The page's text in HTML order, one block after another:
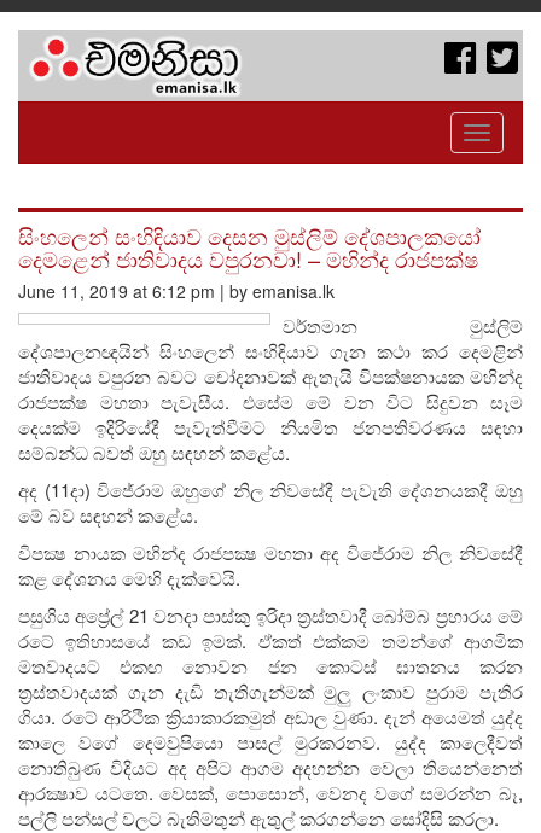
Toggle
සිංහලෙන් සංහිඳියාව දෙසන මුස්ලිම් දේශපාලකයෝ
දෙමළෙන් ජාතිවාදය වපුරනවා! – මහින්ද රාජපක්ෂ
June 11, 2019 at 6:12 pm | by emanisa.lk
වර්තමාන මුස්ලිම්
දේශපාලනඥයින් සිංහලෙන් සංහිඳියාව ගැන කථා කර දෙමළින්
ජාතිවාදය වපුරන බවට චෝදනාවක් ඇතැයි විපක්ෂනායක මහින්ද
රාජපක්ෂ මහතා පැවැසීය. එසේම මේ වන විට සිදුවන සෑම
දෙයක්ම ඉදිරියේදී පැවැත්වීමට නියමිත ජනපතිවරණය සඳහා
සම්බන්ධ බවත් ඔහු සඳහන් කළේය.
අද (11දා) විජේරාම ඔහුගේ නිල නිවසේදී පැවැති දේශනයකදී ඔහු
මේ බව සඳහන් කළේය.
විපක්‍ෂ නායක මහින්ද රාජපක්‍ෂ මහතා අද විජේරාම නිල නිවසේදී
කළ දේශනය මෙහි දැක්වෙයි.
පසුගිය අප්‍රේල් 21 වනදා පාස්කු ඉරිදා ත්‍රස්තවාදී බෝම්බ ප්‍රහාරය මේ
රටේ ඉතිහාසයේ කඩ ඉමක්. ඒකත් එක්කම තමන්ගේ ආගමික
මතවාදයට එකඟ නොවන ජන කොටස් ඝාතනය කරන
ත්‍රස්තවාදයක් ගැන දැඩි තැතිගැන්මක් මුලු ලංකාව පුරාම පැතිර
ගියා. රටේ ආරිථික ක්‍රියාකාරකමුත් අඩාල වුණා. දැන් අයෙමත් යුද්ද
කාලෙ වගේ දෙමවුපියො පාසල් මුරකරනව. යුද්ද කාලෙදීවත්
නොතිබුණ විදියට අද අපිට ආගම අදහන්න වෙලා තියෙන්නෙත්
ආරක්‍ෂාව යටතෙ. වෙසක්, පොසොන්, වෙනද වගේ සමරන්න බෑ,
පල්ලි පන්සල් වලට බැතිමතුන් ඇතුල් කරගන්නෙ සෝදිසි කරලා.